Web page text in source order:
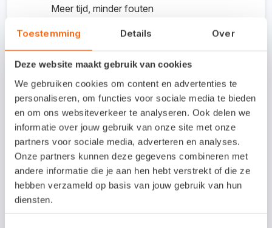
Toestemming Details Over
Deze website maakt gebruik van cookies
We gebruiken cookies om content en advertenties te
personaliseren, om functies voor sociale media te bieden
en om ons websiteverkeer te analyseren. Ook delen we
informatie over jouw gebruik van onze site met onze
partners voor sociale media, adverteren en analyses.
Onze partners kunnen deze gegevens combineren met
andere informatie die je aan hen hebt verstrekt of die ze
hebben verzameld op basis van jouw gebruik van hun
diensten.
Meer tijd, minder fouten
Kosten koppeling /
proefperiode
Inregelen koppeling: € 250 eenmalig
S for Software helpt je graag bij de installatie en
instellingen van de aangekochte software, maar je kunt
er ook voor kiezen om de installatie zelf uit te voeren.
€ 40 per maand
Hoe maak je de koppeling